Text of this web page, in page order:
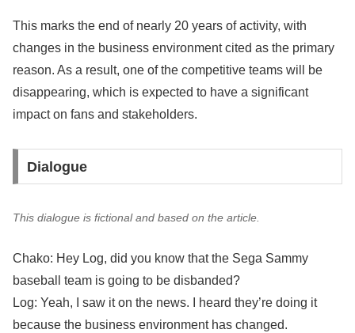
This marks the end of nearly 20 years of activity, with
changes in the business environment cited as the primary
reason. As a result, one of the competitive teams will be
disappearing, which is expected to have a significant
impact on fans and stakeholders.
Dialogue
This dialogue is fictional and based on the article.
Chako: Hey Log, did you know that the Sega Sammy
baseball team is going to be disbanded?
Log: Yeah, I saw it on the news. I heard they’re doing it
because the business environment has changed.